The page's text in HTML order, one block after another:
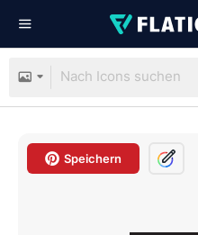
Speichern